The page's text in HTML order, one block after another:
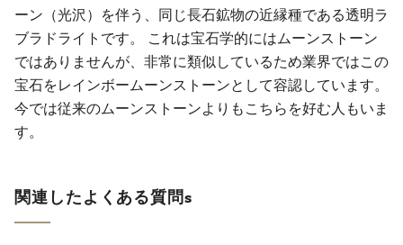
ーン（光沢）を伴う、同じ長石鉱物の近縁種である透明ラ
ブラドライトです。 これは宝石学的にはムーンストーン
ではありませんが、非常に類似しているため業界ではこの
宝石をレインボームーンストーンとして容認しています。
今では従来のムーンストーンよりもこちらを好む人もいま
す。
関連したよくある質問s